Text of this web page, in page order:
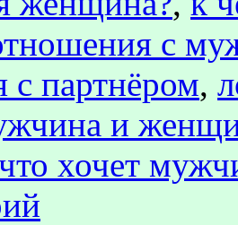
с
с партнёром,
и
хочет